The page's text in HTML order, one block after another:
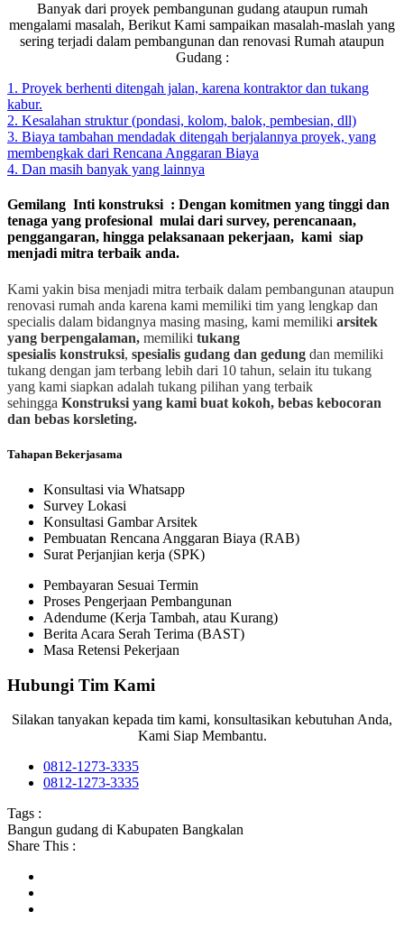
Banyak dari proyek pembangunan gudang ataupun rumah
mengalami masalah, Berikut Kami sampaikan masalah-maslah yang
sering terjadi dalam pembangunan dan renovasi Rumah ataupun
Gudang :
1. Proyek berhenti ditengah jalan, karena kontraktor dan tukang
kabur.
2. Kesalahan struktur (pondasi, kolom, balok, pembesian, dll)
3. Biaya tambahan mendadak ditengah berjalannya proyek, yang
membengkak dari Rencana Anggaran Biaya
4. Dan masih banyak yang lainnya
Gemilang Inti konstruksi : Dengan komitmen yang tinggi dan
tenaga yang profesional mulai dari survey, perencanaan,
penggangaran, hingga pelaksanaan pekerjaan, kami siap
menjadi mitra terbaik anda.
Kami yakin bisa menjadi mitra terbaik dalam pembangunan ataupun
renovasi rumah anda karena kami memiliki tim yang lengkap dan
specialis dalam bidangnya masing masing, kami memiliki arsitek
yang berpengalaman, memiliki tukang
spesialis konstruksi, spesialis gudang dan gedung dan memiliki
tukang dengan jam terbang lebih dari 10 tahun, selain itu tukang
yang kami siapkan adalah tukang pilihan yang terbaik
sehingga Konstruksi yang kami buat kokoh, bebas kebocoran
dan bebas korsleting.
Tahapan Bekerjasama
Konsultasi via Whatsapp
Survey Lokasi
Konsultasi Gambar Arsitek
Pembuatan Rencana Anggaran Biaya (RAB)
Surat Perjanjian kerja (SPK)
Pembayaran Sesuai Termin
Proses Pengerjaan Pembangunan
Adendume (Kerja Tambah, atau Kurang)
Berita Acara Serah Terima (BAST)
Masa Retensi Pekerjaan
Hubungi Tim Kami
Silakan tanyakan kepada tim kami, konsultasikan kebutuhan Anda,
Kami Siap Membantu.
0812-1273-3335
0812-1273-3335
Tags :
Bangun gudang di Kabupaten Bangkalan
Share This :